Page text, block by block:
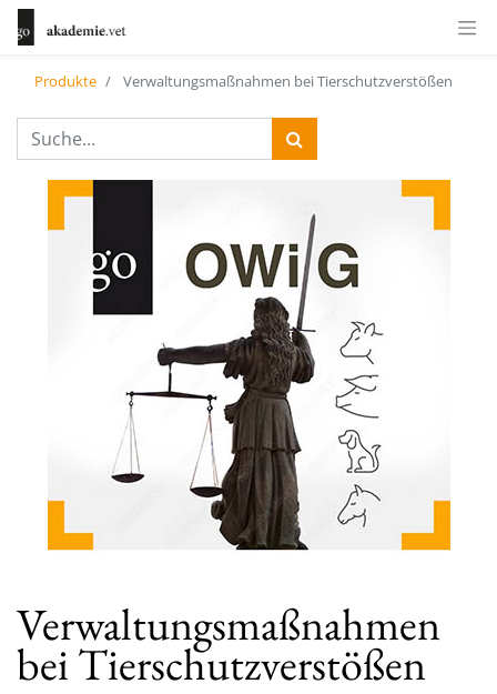
Produkte Verwaltungsmaßnahmen bei Tierschutzverstößen
Verwaltungsmaßnahmen
bei Tierschutzverstößen